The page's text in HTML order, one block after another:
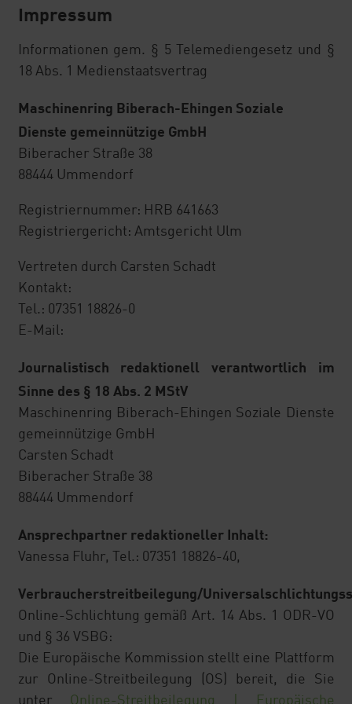
Impressum
Informationen gem. § 5 Telemediengesetz und §
18 Abs. 1 Medienstaatsvertrag
Maschinenring Biberach-Ehingen Soziale
Dienste gemeinnützige GmbH
Biberacher Straße 38
88444 Ummendorf
Registriernummer: HRB 641663
Registriergericht: Amtsgericht Ulm
Vertreten durch Carsten Schadt
Kontakt:
Tel.: 07351 18826-0
E-Mail:
Journalistisch redaktionell verantwortlich im
Sinne des § 18 Abs. 2 MStV
Maschinenring Biberach-Ehingen Soziale Dienste
gemeinnützige GmbH
Carsten Schadt
Biberacher Straße 38
88444 Ummendorf
Ansprechpartner redaktioneller Inhalt:
Vanessa Fluhr, Tel.: 07351 18826-40,
Verbraucherstreitbeilegung/
Online-Schlichtung gemäß Art. 14 Abs. 1 ODR-VO
und § 36 VSBG:
Die Europäische Kommission stellt eine Plattform
zur Online-Streitbeilegung (OS) bereit, die Sie
unter Online-Streitbeilegung | Europäische
MeinRing
MR Reisen und Hotelgutscheine
Rechtsfragen
MRVV
Abrechnungsservice
Bodenproben
Beratung Nährstoffmanagement
DAD Donau-Alb-Düngegemeinschaft